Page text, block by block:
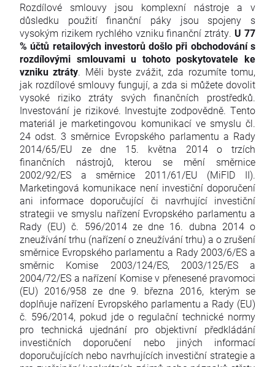
Rozdílové smlouvy jsou komplexní nástroje a v
důsledku použití finanční páky jsou spojeny s
vysokým rizikem rychlého vzniku finanční ztráty. U 77
% účtů retailových investorů došlo při obchodování s
rozdílovými smlouvami u tohoto poskytovatele ke
vzniku ztráty. Měli byste zvážit, zda rozumíte tomu,
jak rozdílové smlouvy fungují, a zda si můžete dovolit
vysoké riziko ztráty svých finančních prostředků.
Investování je rizikové. Investujte zodpovědně. Tento
materiál je marketingovou komunikací ve smyslu čl.
24 odst. 3 směrnice Evropského parlamentu a Rady
2014/65/EU ze dne 15. května 2014 o trzích
finančních nástrojů, kterou se mění směrnice
2002/92/ES a směrnice 2011/61/EU (MiFID II).
Marketingová komunikace není investiční doporučení
ani informace doporučující či navrhující investiční
strategii ve smyslu nařízení Evropského parlamentu a
Rady (EU) č. 596/2014 ze dne 16. dubna 2014 o
zneužívání trhu (nařízení o zneužívání trhu) a o zrušení
směrnice Evropského parlamentu a Rady 2003/6/ES a
směrnic Komise 2003/124/ES, 2003/125/ES a
2004/72/ES a nařízení Komise v přenesené pravomoci
(EU) 2016/958 ze dne 9. března 2016, kterým se
doplňuje nařízení Evropského parlamentu a Rady (EU)
č. 596/2014, pokud jde o regulační technické normy
pro technická ujednání pro objektivní předkládání
investičních doporučení nebo jiných informací
doporučujících nebo navrhujících investiční strategie a